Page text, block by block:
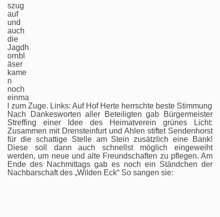
szug
auf
und
auch
die
Jagdh
ornbl
äser
kame
n
noch
einma
l zum Zuge. Links: Auf Hof Herte herrschte beste Stimmung
Nach Dankesworten aller Beteiligten gab Bürgermeister
Streffing einer Idee des Heimatverein grünes Licht:
Zusammen mit Drensteinfurt und Ahlen stiftet Sendenhorst
für die schattige Stelle am Stein zusätzlich eine Bank!
Diese soll dann auch schnellst möglich eingeweiht
werden, um neue und alte Freundschaften zu pflegen. Am
Ende des Nachmittags gab es noch ein Ständchen der
Nachbarschaft des „Wilden Eck“ So sangen sie: